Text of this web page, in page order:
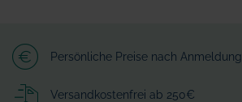
Persönliche Preise nach Anmeldung
Versandkostenfrei ab 250€